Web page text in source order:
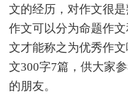
文的经历，对作文很
作文可以分为命题作
文才能称之为优秀作
文300字7篇，供大家
的朋友。